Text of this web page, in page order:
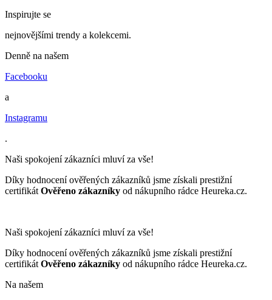
Inspirujte se
nejnovějšími trendy a kolekcemi.
Denně na našem
Facebooku
a
Instagramu
.
Naši spokojení zákazníci mluví za vše!
Díky hodnocení ověřených zákazníků jsme získali prestižní
certifikát Ověřeno zákazníky od nákupního rádce Heureka.cz.
Naši spokojení zákazníci mluví za vše!
Díky hodnocení ověřených zákazníků jsme získali prestižní
certifikát Ověřeno zákazníky od nákupního rádce Heureka.cz.
Na našem